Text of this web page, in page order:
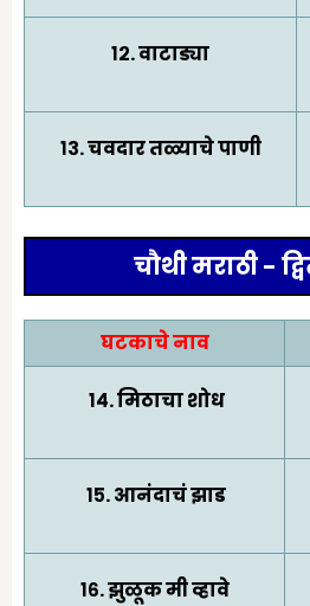
१२. वाटाड्या
१३. चवदार तळ्याचे पाणी
चौथी मराठी -
घटकाचे नाव
१४. मिठाचा शोध
१५. आनंदाचं झाड
१६. झुळूक मी व्हावे